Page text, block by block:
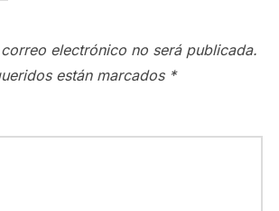
electrónico no será publicada.
están marcados *